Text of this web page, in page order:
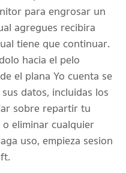
para engrosar un
agregues recibira
tiene que continuar.
hacia el pelo
el plana Yo cuenta se
datos, incluidas los
sobre repartir tu
eliminar cualquier
uso, empieza sesion